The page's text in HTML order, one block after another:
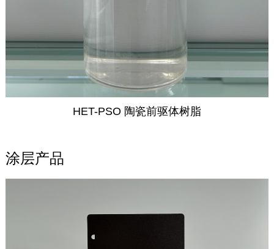
HET-PSO 陶瓷前驱体树脂
涂层产品